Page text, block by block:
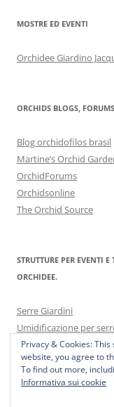
MOSTRE ED EVENTI
Orchidee Giardino
ORCHIDS BLOGS,
Blog orchidofilos brasil
Martine’s Orchid
OrchidForums
Orchidsonline
The Orchid Source
STRUTTURE PER EVENTI
ORCHIDEE.
Serre Giardini
Umidificazione per
Privacy & Cookies:
website, you agree to
To find out more,
Informativa sui cookie